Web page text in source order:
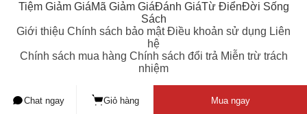
Chat ngay Giỏ hàng Mua ngay
Tiệm Giảm GiáMã Giảm GiáĐánh GiáTừ ĐiểnĐời Sống
Sách
Giới thiệu Chính sách bảo mật Điều khoản sử dụng Liên
hệ
Chính sách mua hàng Chính sách đổi trả Miễn trừ trách
nhiệm